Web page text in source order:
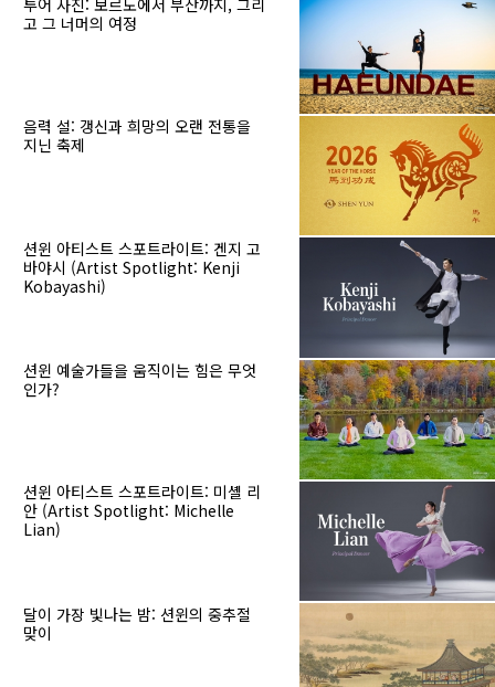
고 그 너머의 여정
음력 설: 갱신과 희망의 오랜 전통을
지닌 축제
션윈 아티스트 스포트라이트: 겐지 고
바야시 (Artist Spotlight: Kenji
Kobayashi)
션윈 예술가들을 움직이는 힘은 무엇
인가?
션윈 아티스트 스포트라이트: 미셸 리
안 (Artist Spotlight: Michelle
Lian)
달이 가장 빛나는 밤: 션윈의 중추절
맞이